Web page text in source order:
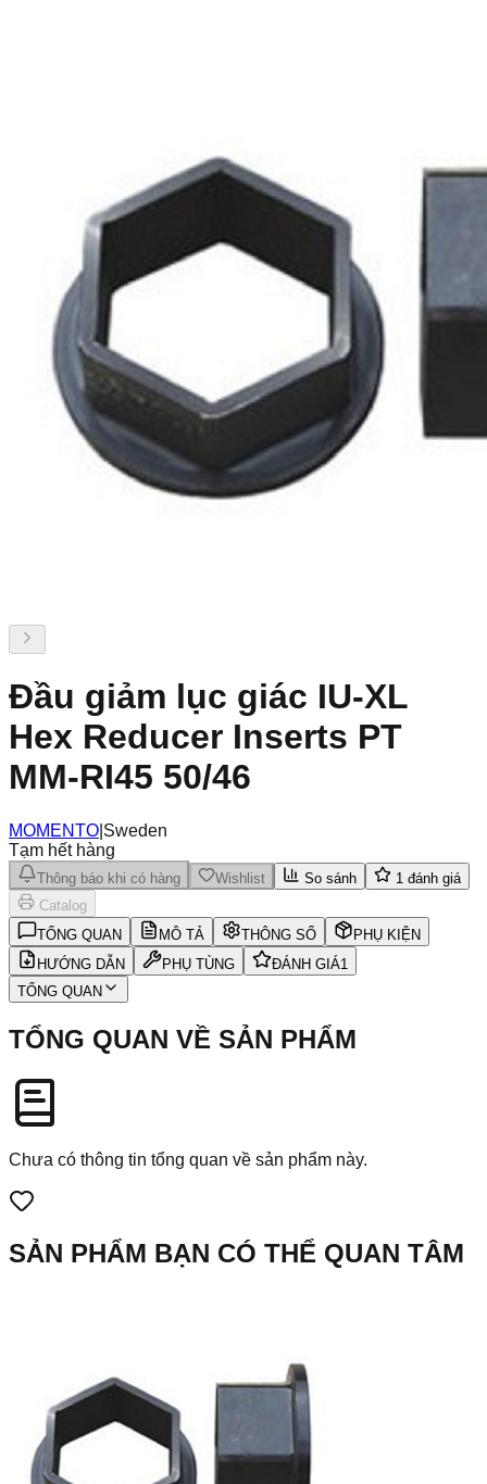
Đầu giảm lục giác IU-XL
Hex Reducer Inserts PT
MM-RI45 50/46
MOMENTO Sweden
Tạm hết hàng
Thông báo khi có hàng Wishlist So sánh 1 đánh giá
Catalog
TỔNG QUAN
MÔ TẢ THÔNG SỐ
PHỤ KIỆN
HƯỚNG DẪN
PHỤ TÙNG ĐÁNH GIÁ1
TỔNG QUAN
TỔNG QUAN VỀ SẢN PHẨM
Chưa có thông tin tổng quan về sản phẩm này.
SẢN PHẨM BẠN CÓ THỂ QUAN TÂM